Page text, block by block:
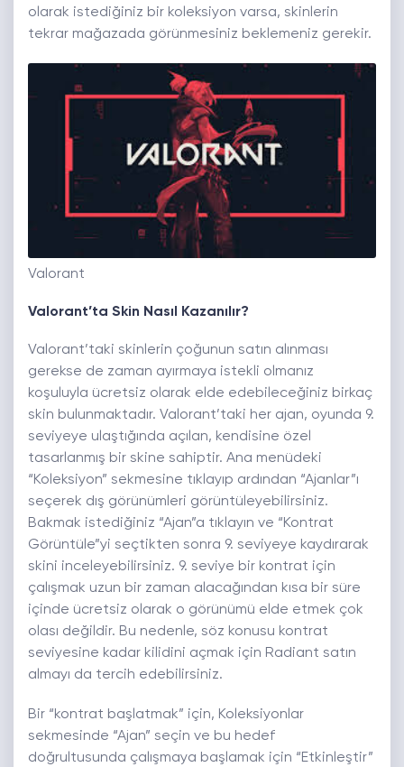
olarak istediğiniz bir koleksiyon varsa, skinlerin
tekrar mağazada görünmesiniz beklemeniz gerekir.
Valorant
Valorant’ta Skin Nasıl Kazanılır?
Valorant’taki skinlerin çoğunun satın alınması
gerekse de zaman ayırmaya istekli olmanız
koşuluyla ücretsiz olarak elde edebileceğiniz birkaç
skin bulunmaktadır. Valorant’taki her ajan, oyunda 9.
seviyeye ulaştığında açılan, kendisine özel
tasarlanmış bir skine sahiptir. Ana menüdeki
“Koleksiyon” sekmesine tıklayıp ardından “Ajanlar”ı
seçerek dış görünümleri görüntüleyebilirsiniz.
Bakmak istediğiniz “Ajan”a tıklayın ve “Kontrat
Görüntüle”yi seçtikten sonra 9. seviyeye kaydırarak
skini inceleyebilirsiniz. 9. seviye bir kontrat için
çalışmak uzun bir zaman alacağından kısa bir süre
içinde ücretsiz olarak o görünümü elde etmek çok
olası değildir. Bu nedenle, söz konusu kontrat
seviyesine kadar kilidini açmak için Radiant satın
almayı da tercih edebilirsiniz.
Bir “kontrat başlatmak” için, Koleksiyonlar
sekmesinde “Ajan” seçin ve bu hedef
doğrultusunda çalışmaya başlamak için “Etkinleştir”